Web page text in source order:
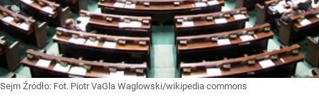
Sejm Źródło: Fot. Piotr VaGla Waglowski/wikipedia commons